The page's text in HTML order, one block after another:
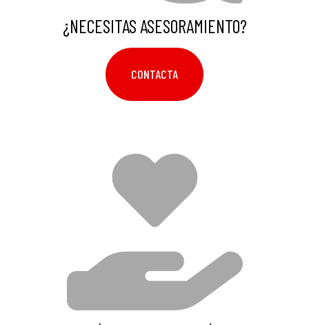
¿NECESITAS ASESORAMIENTO?
CONTACTA